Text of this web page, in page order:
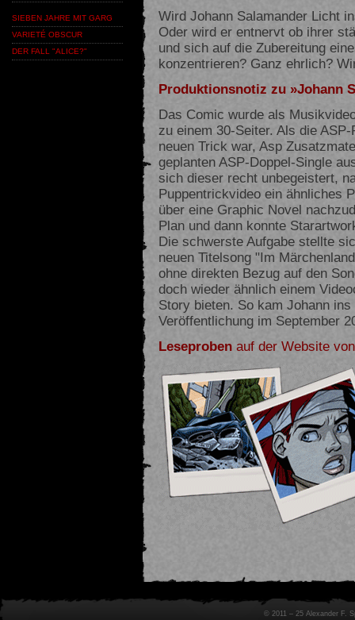
SIEBEN JAHRE MIT GARG
VARIETÉ OBSCUR
DER FALL "ALICE?"
Wird Johann Salamander Licht
Oder wird er entnervt ob ihrer
und sich auf die Zubereitung
konzentrieren? Ganz ehrlich?
Produktionsnotiz zu »Johann
Das Comic wurde als
zu einem 30-Seiter. Als die
neuen Trick war, Asp
geplanten ASP-Doppel-Single
sich dieser recht unbegeistert,
Puppentrickvideo ein ähnliches
über eine Graphic Novel
Plan und dann konnte
Die schwerste Aufgabe stellte
neuen Titelsong "Im
ohne direkten Bezug auf den
doch wieder ähnlich einem
Story bieten. So kam Johann
Veröffentlichung im September
Leseproben auf der Website
© 2011 – 25 Alexander F.